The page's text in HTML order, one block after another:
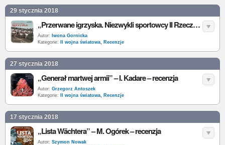
29 stycznia 2018
„Przerwane igrzyska. Niezwykli sportowcy II Rzeczypospolitej” – G. Jatkowska – recenzja
Autor:
Iwona Gornicka
Kategorie:
II wojna światowa, Recenzje
27 stycznia 2018
„Generał martwej armii” – I. Kadare – recenzja
Autor: Grzegorz Antoszek
Kategorie:
II wojna światowa, Recenzje
17 stycznia 2018
„Lista Wächtera” – M. Ogórek – recenzja
Autor: Szymon Nowak